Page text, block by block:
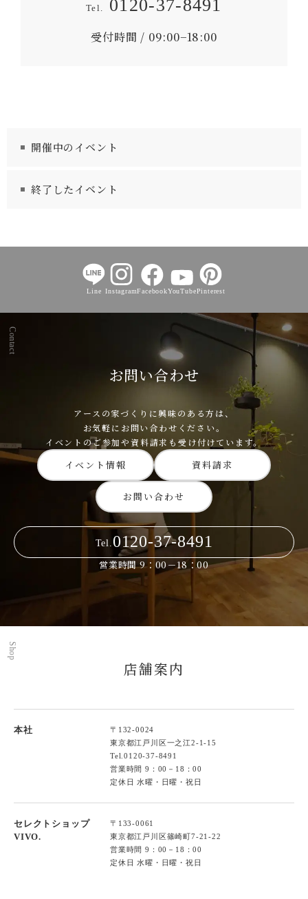
0120-37-8491
受付時間 / 09:00−18:00
開催中のイベント
終了したイベント
Line InstagramFacebookYouTubePinterest
Contact
お問い合わせ
アースの家づくりに興味のある方は、
お気軽にお問い合わせください。
イベントのご参加や資料請求も受け付けています。
イベント情報 資料請求
お問い合わせ
Tel. 0120-37-8491
営業時間 9：00－18：00
Shop
店舗案内
本社
〒132-0024
東京都江戸川区一之江2-1-15
Tel.0120-37-8491
営業時間 9：00－18：00
定休日 水曜・日曜・祝日
セレクトショップ
VIVO.
〒133-0061
東京都江戸川区篠崎町7-21-22
営業時間 9：00－18：00
定休日 水曜・日曜・祝日